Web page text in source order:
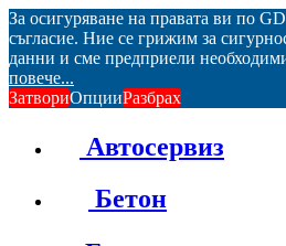
За осигуряване на правата ви по
съгласие. Ние се грижим за
данни и сме предприели
повече...
ЗатвориОпцииРазбрах
Автосервиз
Бетон